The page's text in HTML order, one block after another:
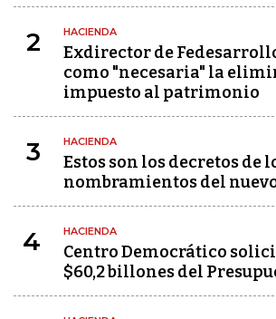
2 HACIENDA
Exdirector de
como "necesaria" la
impuesto al patrimonio
3 HACIENDA
Estos son los decretos de
nombramientos del
4 HACIENDA
Centro Democrático
$60,2 billones del